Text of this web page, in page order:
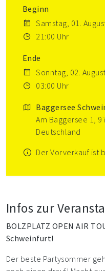
Beginn
Samstag, 01.
21:00 Uhr
Ende
Sonntag, 02.
03:00 Uhr
Baggersee
Am Baggersee 1,
Deutschland
Der Vorverkauf ist
Infos zur
BOLZPLATZ OPEN AIR
Schweinfurt!
Der beste Partysommer